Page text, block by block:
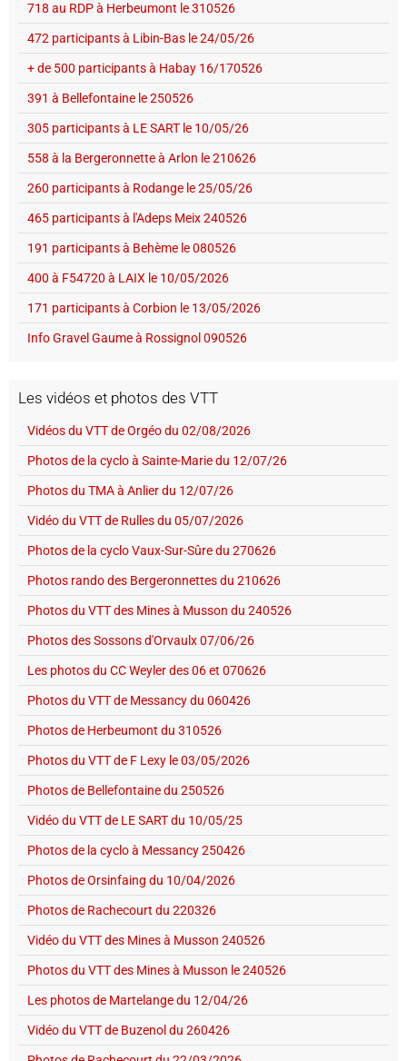
718 au RDP à Herbeumont le 310526
472 participants à Libin-Bas le 24/05/26
+ de 500 participants à Habay 16/170526
391 à Bellefontaine le 250526
305 participants à LE SART le 10/05/26
558 à la Bergeronnette à Arlon le 210626
260 participants à Rodange le 25/05/26
465 participants à l'Adeps Meix 240526
191 participants à Behème le 080526
400 à F54720 à LAIX le 10/05/2026
171 participants à Corbion le 13/05/2026
Info Gravel Gaume à Rossignol 090526
Les vidéos et photos des VTT
Vidéos du VTT de Orgéo du 02/08/2026
Photos de la cyclo à Sainte-Marie du 12/07/26
Photos du TMA à Anlier du 12/07/26
Vidéo du VTT de Rulles du 05/07/2026
Photos de la cyclo Vaux-Sur-Sûre du 270626
Photos rando des Bergeronnettes du 210626
Photos du VTT des Mines à Musson du 240526
Photos des Sossons d'Orvaulx 07/06/26
Les photos du CC Weyler des 06 et 070626
Photos du VTT de Messancy du 060426
Photos de Herbeumont du 310526
Photos du VTT de F Lexy le 03/05/2026
Photos de Bellefontaine du 250526
Vidéo du VTT de LE SART du 10/05/25
Photos de la cyclo à Messancy 250426
Photos de Orsinfaing du 10/04/2026
Photos de Rachecourt du 220326
Vidéo du VTT des Mines à Musson 240526
Photos du VTT des Mines à Musson le 240526
Les photos de Martelange du 12/04/26
Vidéo du VTT de Buzenol du 260426